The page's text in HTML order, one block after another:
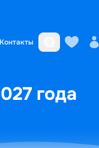
Контакты
года